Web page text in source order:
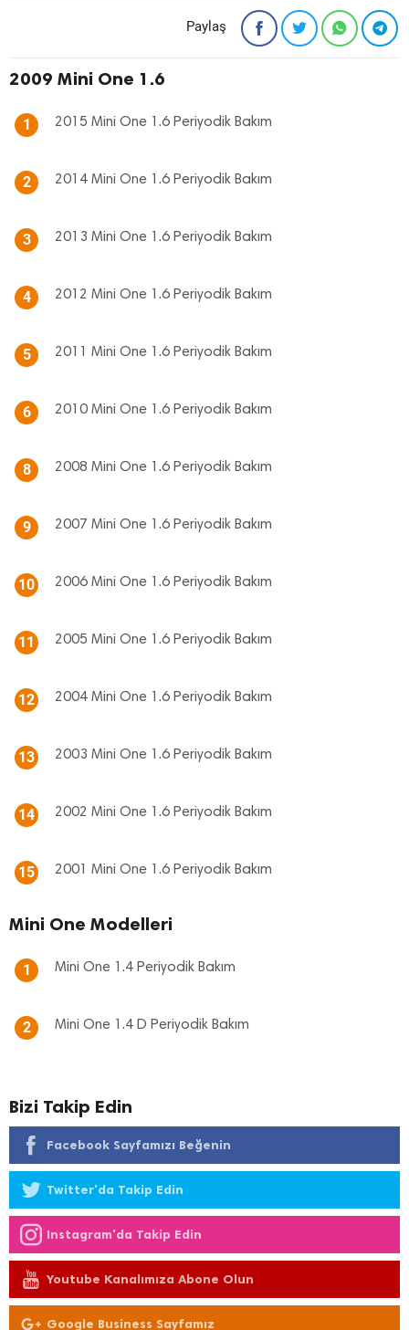
Paylaş
2009 Mini One 1.6
1 2015 Mini One 1.6 Periyodik Bakım
2 2014 Mini One 1.6 Periyodik Bakım
3 2013 Mini One 1.6 Periyodik Bakım
4 2012 Mini One 1.6 Periyodik Bakım
5 2011 Mini One 1.6 Periyodik Bakım
6 2010 Mini One 1.6 Periyodik Bakım
8 2008 Mini One 1.6 Periyodik Bakım
9 2007 Mini One 1.6 Periyodik Bakım
10 2006 Mini One 1.6 Periyodik Bakım
11 2005 Mini One 1.6 Periyodik Bakım
12 2004 Mini One 1.6 Periyodik Bakım
13 2003 Mini One 1.6 Periyodik Bakım
14 2002 Mini One 1.6 Periyodik Bakım
15 2001 Mini One 1.6 Periyodik Bakım
Mini One Modelleri
1 Mini One 1.4 Periyodik Bakım
2 Mini One 1.4 D Periyodik Bakım
Bizi Takip Edin
Facebook Sayfamızı Beğenin
Twitter'da Takip Edin
Instagram'da Takip Edin
Youtube Kanalımıza Abone Olun
Google Business Sayfamız